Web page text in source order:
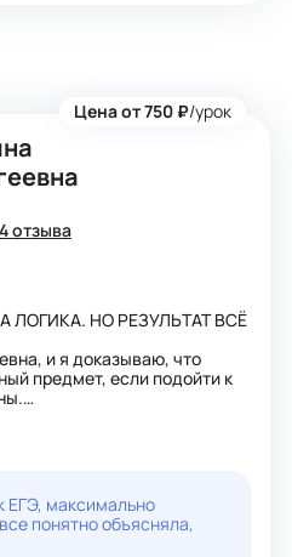
Цена от 750 ₽/урок
4 отзыва
ЛОГИКА. НО РЕЗУЛЬТАТ ВСЁ
и я доказываю, что
предмет, если подойти к
и без воды».
химический склад ума» —
заниматься.
строго на «5»
дело)
Поступление на бюджет
ЕГЭ, максимально
понятно объясняла,